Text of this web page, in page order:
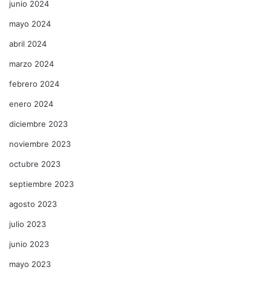
junio 2024
mayo 2024
abril 2024
marzo 2024
febrero 2024
enero 2024
diciembre 2023
noviembre 2023
octubre 2023
septiembre 2023
agosto 2023
julio 2023
junio 2023
mayo 2023